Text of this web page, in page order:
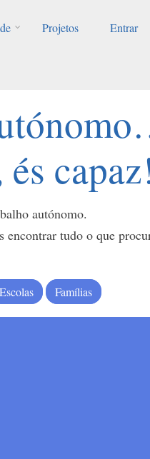
Projetos Entrar
autónomo.
encontrar tudo o que
Escolas Famílias